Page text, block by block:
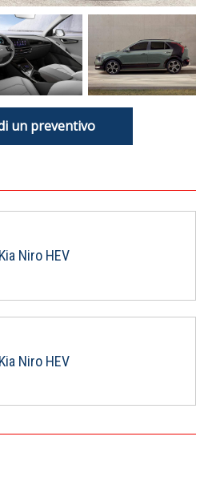
un preventivo
Kia Niro HEV
Kia Niro HEV